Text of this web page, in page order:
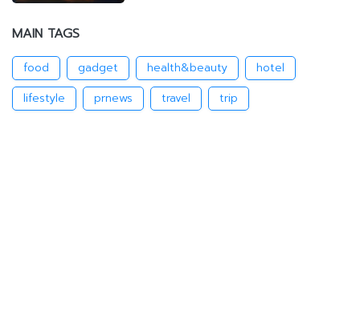
MAIN TAGS
food gadget health&beauty
hotel
lifestyle
prnews travel trip